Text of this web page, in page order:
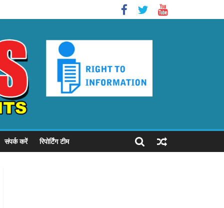
संपर्क करें रिपोर्टिंग टीम